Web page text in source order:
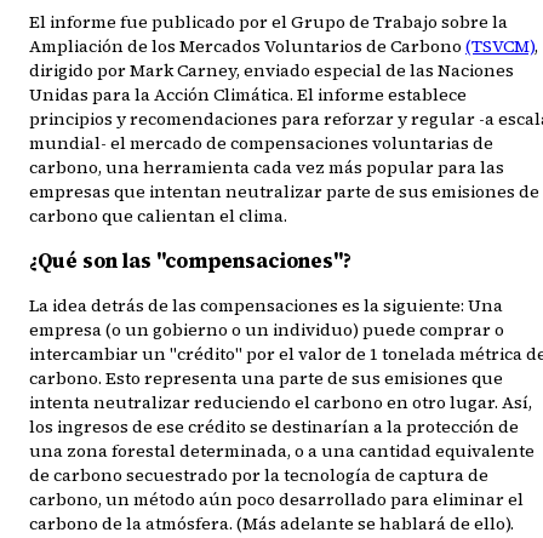
El informe fue publicado por el Grupo de Trabajo sobre la
Ampliación de los Mercados Voluntarios de Carbono (TSVCM),
dirigido por Mark Carney, enviado especial de las Naciones
Unidas para la Acción Climática. El informe establece
principios y recomendaciones para reforzar y regular -a
mundial- el mercado de compensaciones voluntarias de
carbono, una herramienta cada vez más popular para las
empresas que intentan neutralizar parte de sus emisiones de
carbono que calientan el clima.
¿Qué son las "compensaciones"?
La idea detrás de las compensaciones es la siguiente: Una
empresa (o un gobierno o un individuo) puede comprar o
intercambiar un "crédito" por el valor de 1 tonelada métrica
carbono. Esto representa una parte de sus emisiones que
intenta neutralizar reduciendo el carbono en otro lugar. Así,
los ingresos de ese crédito se destinarían a la protección de
una zona forestal determinada, o a una cantidad equivalente
de carbono secuestrado por la tecnología de captura de
carbono, un método aún poco desarrollado para eliminar el
carbono de la atmósfera. (Más adelante se hablará de ello).